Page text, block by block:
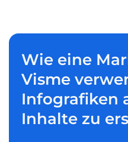
Wie eine
Visme
Infografiken
Inhalte zu